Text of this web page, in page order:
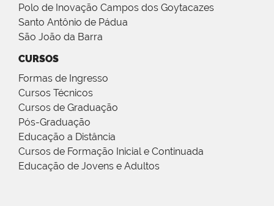
Polo de Inovação Campos dos Goytacazes
Santo Antônio de Pádua
São João da Barra
CURSOS
Formas de Ingresso
Cursos Técnicos
Cursos de Graduação
Pós-Graduação
Educação a Distância
Cursos de Formação Inicial e Continuada
Educação de Jovens e Adultos